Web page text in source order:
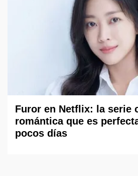
Furor en Netflix: la serie
romántica que es
pocos días